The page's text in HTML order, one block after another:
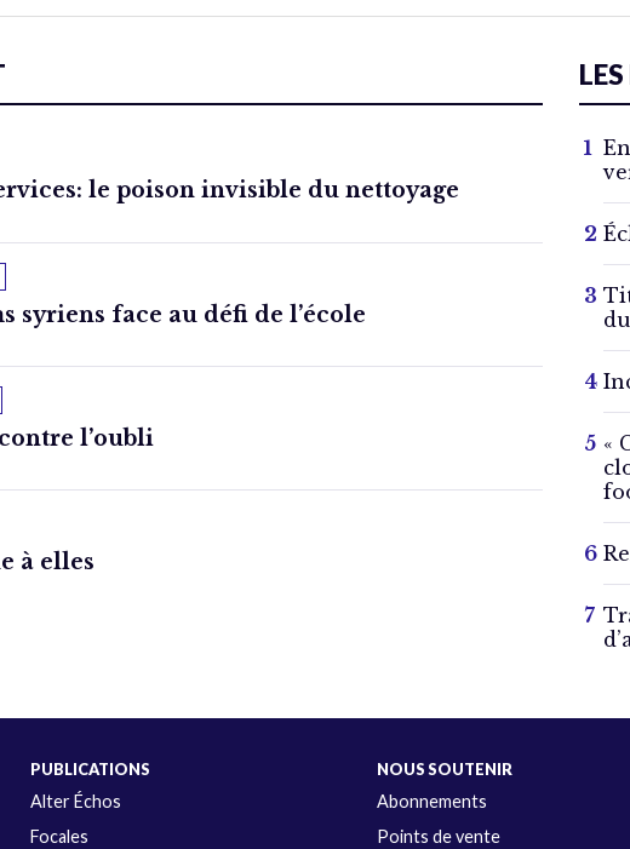
le poison invisible du nettoyage
syriens face au défi de l’école
l’oubli
à elles
«
PUBLICATIONS
Alter Échos
Focales
NOUS SOUTENIR
Abonnements
Points de vente